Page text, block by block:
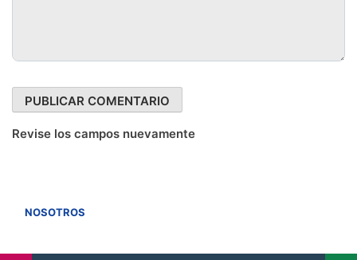
Revise los campos nuevamente
NOSOTROS